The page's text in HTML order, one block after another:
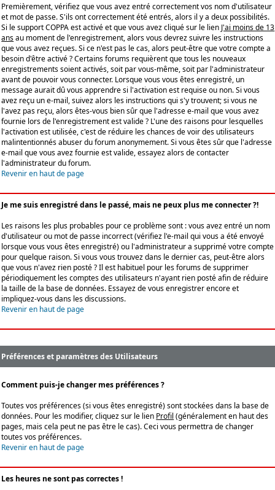
Premièrement, vérifiez que vous avez entré correctement vos nom d'utilisateur
et mot de passe. S'ils ont correctement été entrés, alors il y a deux possibilités.
Si le support COPPA est activé et que vous avez cliqué sur le lien J'ai moins de 13
ansau moment de l'enregistrement, alors vous devrez suivre les instructions
que vous avez reçues. Si ce n'est pas le cas, alors peut-être que votre compte a
besoin d'être activé ? Certains forums requièrent que tous les nouveaux
enregistrements soient activés, soit par vous-même, soit par l'administrateur
avant de pouvoir vous connecter. Lorsque vous vous êtes enregistré, un
message aurait dû vous apprendre si l'activation est requise ou non. Si vous
avez reçu un e-mail, suivez alors les instructions qui s'y trouvent; si vous ne
l'avez pas reçu, alors êtes-vous bien sûr que l'adresse e-mail que vous avez
fournie lors de l'enregistrement est valide ? L'une des raisons pour lesquelles
l'activation est utilisée, c'est de réduire les chances de voir des utilisateurs
malintentionnés abuser du forum anonymement. Si vous êtes sûr que l'adresse
e-mail que vous avez fournie est valide, essayez alors de contacter
l'administrateur du forum.
Revenir en haut de page
Je me suis enregistré dans le passé, mais ne peux plus me connecter ?!
Les raisons les plus probables pour ce problème sont : vous avez entré un nom
d'utilisateur ou mot de passe incorrect (vérifiez l'e-mail qui vous a été envoyé
lorsque vous vous êtes enregistré) ou l'administrateur a supprimé votre compte
pour quelque raison. Si vous vous trouvez dans le dernier cas, peut-être alors
que vous n'avez rien posté ? Il est habituel pour les forums de supprimer
périodiquement les comptes des utilisateurs n'ayant rien posté afin de réduire
la taille de la base de données. Essayez de vous enregistrer encore et
impliquez-vous dans les discussions.
Revenir en haut de page
Préférences et paramètres des Utilisateurs
Comment puis-je changer mes préférences ?
Toutes vos préférences (si vous êtes enregistré) sont stockées dans la base de
données. Pour les modifier, cliquez sur le lien Profil (généralement en haut des
pages, mais cela peut ne pas être le cas). Ceci vous permettra de changer
toutes vos préférences.
Revenir en haut de page
Les heures ne sont pas correctes !